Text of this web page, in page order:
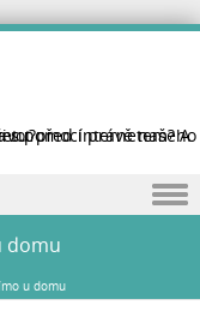
na tomto internetu?
domu
u domu